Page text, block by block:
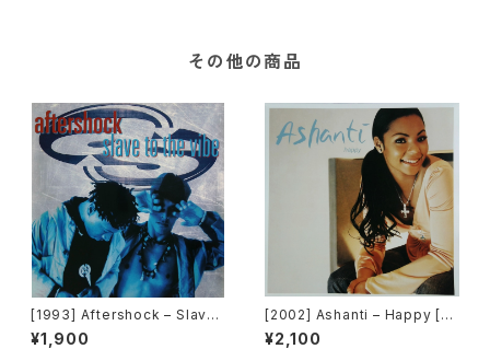
その他の商品
[1993] Aftershock – Slave
To The Vibe [Virgin]
¥1,900
[2002] Ashanti – Happy [M
urder Inc Records]
¥2,100